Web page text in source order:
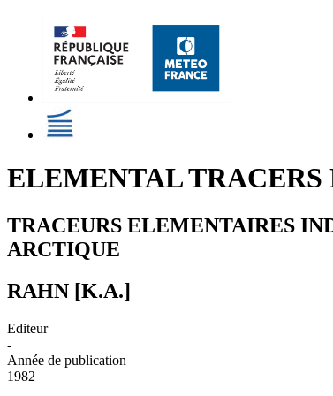
ELEMENTAL TRACERS
TRACEURS ELEMENTAIRES
ARCTIQUE
RAHN [K.A.]
Editeur
-
Année de publication
1982